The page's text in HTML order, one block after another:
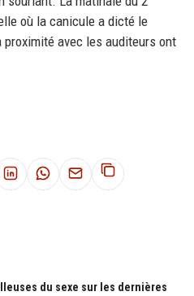
où la canicule a dicté le
avec les auditeurs ont
du sexe sur les dernières